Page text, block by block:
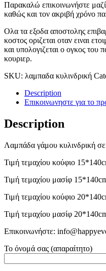
Παρακαλώ επικοινωνήστε
καθώς και τον ακριβή χρόνο
Ολα τα εξοδα αποστολης
κοστος οριζεται οταν ειναι
και υπολογιζεται ο ογκος του
κουριερ.
SKU: λαμπαδα κυλινδρική
Description
Επικοινωνηστε για το
Description
Λαμπάδα γάμου κυλινδρική σε
Τιμή τεμαχίου κούφιο
Τιμή τεμαχίου μασίφ
Τιμή τεμαχίου κούφιο
Τιμή τεμαχίου μασίφ
Επικοινωνήστε:
Το όνομά σας (απαραίτητο)